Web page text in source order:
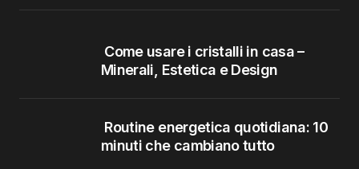
Come usare i cristalli in casa –
Minerali, Estetica e Design
Routine energetica quotidiana: 10
minuti che cambiano tutto